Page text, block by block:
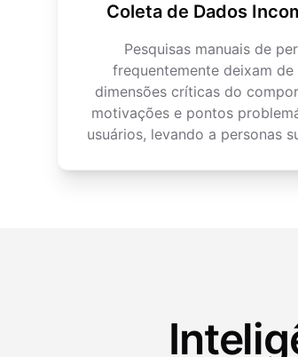
Coleta de Dados
Pesquisas manuais de
frequentemente deixam
dimensões críticas do
motivações e pontos
usuários, levando a personas